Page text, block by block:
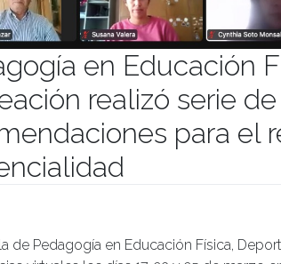
en Educación
realizó serie
para el
de Pedagogía en Educación Física,